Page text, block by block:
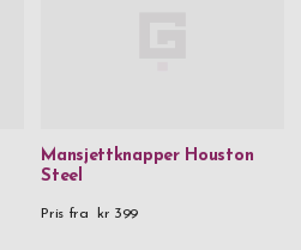
Mansjettknapper Houston
Steel
Pris fra kr 399